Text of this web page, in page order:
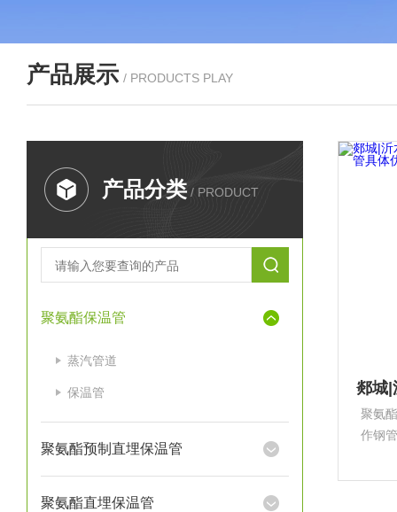
产品展示 / PRODUCTS PLAY
产品分类 / PRODUCT
聚氨酯保温管
蒸汽管道
保温管
聚氨酯预制直埋保温管
聚氨酯直埋保温管
聚氨
作钢
和客